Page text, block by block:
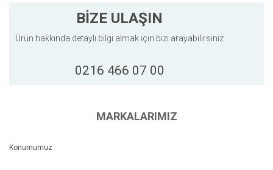
BİZE ULAŞIN
Ürün hakkında detaylı bilgi almak için bizi arayabilirsiniz
0216 466 07 00
MARKALARIMIZ
Konumumuz